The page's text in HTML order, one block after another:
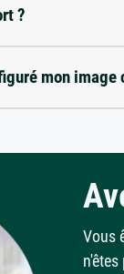
?
mon image
Vous